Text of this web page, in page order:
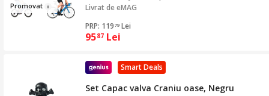
Promovat
Livrat de eMAG
PRP: 119 79 Lei
9587 Lei
Smart Deals
Set Capac valva Craniu oase, Negru